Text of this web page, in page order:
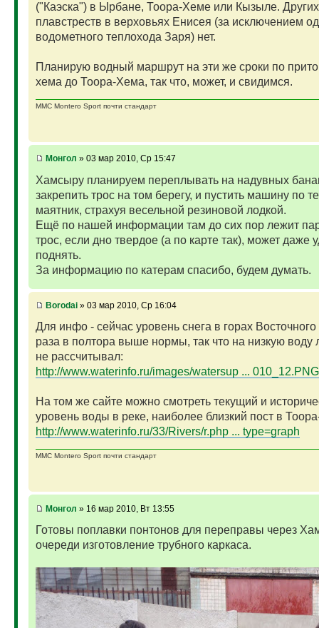
("Каэска") в Ырбане, Тоора-Хеме или Кызыле.
плавстреств в верховьях Енисея (за исключением
водометного теплохода Заря) нет.
Планирую водный маршрут на эти же сроки по
хема до Тоора-Хема, так что, может, и свидимся.
MMC Montero Sport почти стандарт
Монгол » 03 мар 2010, Ср 15:47
Хамсыру планируем переплывать на надувных
закрепить трос на том берегу, и пустить машину по
маятник, страхуя весельной резиновой лодкой.
Ещё по нашей информации там до сих пор лежит
трос, если дно твердое (а по карте так), может даже
поднять.
За информацию по катерам спасибо, будем думать.
Borodai» 03 мар 2010, Ср 16:04
Для инфо - сейчас уровень снега в горах
раза в полтора выше нормы, так что на низкую воду
не рассчитывал:
http://www.waterinfo.ru/images/watersup ... 010_12.PNG
На том же сайте можно смотреть текущий и
уровень воды в реке, наиболее близкий пост в
http://www.waterinfo.ru/33/Rivers/r.php ... type=graph
MMC Montero Sport почти стандарт
Монгол » 16 мар 2010, Вт 13:55
Готовы поплавки понтонов для переправы через
очереди изготовление трубного каркаса.